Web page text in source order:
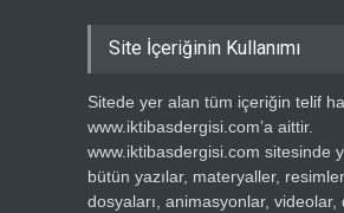
Site İçeriğinin Kullanımı
Sitede yer alan tüm içeriğin telif
www.iktibasdergisi.com’a aittir.
www.iktibasdergisi.com sitesinde
bütün yazılar, materyaller,
dosyaları, animasyonlar, videolar,